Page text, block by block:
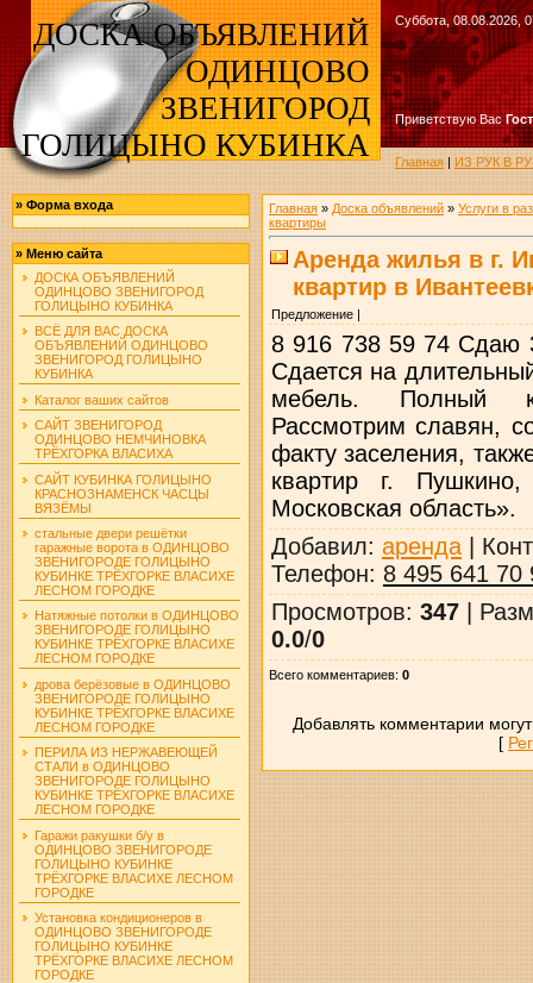
ДОСКА ОБЪЯВЛЕНИЙ
ОДИНЦОВО
ЗВЕНИГОРОД
ГОЛИЦЫНО КУБИНКА
Суббота, 08.08.2026,
Приветствую Вас
Главная|ИЗ РУК В
» Форма входа
» Меню сайта
ДОСКА ОБЪЯВЛЕНИЙ
ОДИНЦОВО ЗВЕНИГОРОД
ГОЛИЦЫНО КУБИНКА
ВСЁ ДЛЯ ВАС ДОСКА
ОБЪЯВЛЕНИЙ ОДИНЦОВО
ЗВЕНИГОРОД ГОЛИЦЫНО
КУБИНКА
Каталог ваших сайтов
САЙТ ЗВЕНИГОРОД
ОДИНЦОВО НЕМЧИНОВКА
ТРЁХГОРКА ВЛАСИХА
САЙТ КУБИНКА ГОЛИЦЫНО
КРАСНОЗНАМЕНСК ЧАСЦЫ
ВЯЗЁМЫ
стальные двери решётки
гаражные ворота в ОДИНЦОВО
ЗВЕНИГОРОДЕ ГОЛИЦЫНО
КУБИНКЕ ТРЁХГОРКЕ ВЛАСИХЕ
ЛЕСНОМ ГОРОДКЕ
Натяжные потолки в ОДИНЦОВО
ЗВЕНИГОРОДЕ ГОЛИЦЫНО
КУБИНКЕ ТРЁХГОРКЕ ВЛАСИХЕ
ЛЕСНОМ ГОРОДКЕ
дрова берёзовые в ОДИНЦОВО
ЗВЕНИГОРОДЕ ГОЛИЦЫНО
КУБИНКЕ ТРЁХГОРКЕ ВЛАСИХЕ
ЛЕСНОМ ГОРОДКЕ
ПЕРИЛА ИЗ НЕРЖАВЕЮЩЕЙ
СТАЛИ в ОДИНЦОВО
ЗВЕНИГОРОДЕ ГОЛИЦЫНО
КУБИНКЕ ТРЁХГОРКЕ ВЛАСИХЕ
ЛЕСНОМ ГОРОДКЕ
Гаражи ракушки б/у в
ОДИНЦОВО ЗВЕНИГОРОДЕ
ГОЛИЦЫНО КУБИНКЕ
ТРЁХГОРКЕ ВЛАСИХЕ ЛЕСНОМ
ГОРОДКЕ
Установка кондиционеров в
ОДИНЦОВО ЗВЕНИГОРОДЕ
ГОЛИЦЫНО КУБИНКЕ
ТРЁХГОРКЕ ВЛАСИХЕ ЛЕСНОМ
ГОРОДКЕ
Главная» Доска объявлений» Услуги в
квартиры
Аренда жилья в г.
квартир в
Предложение |
8 916 738 59 74 Сдаю
Сдается на
мебель. Полный
Рассмотрим славян,
факту заселения,
квартир г.
Московская область».
Добавил: аренда|
Телефон: 8 495 641 70
Просмотров: 347|
0.0/0
Всего комментариев: 0
Добавлять комментарии
[